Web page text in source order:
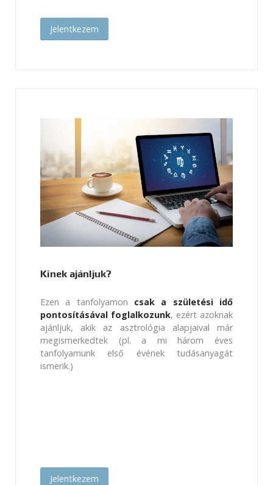
Jelentkezem
Kinek ajánljuk?
Ezen a tanfolyamon csak a születési idő
pontosításával foglalkozunk, ezért azoknak
ajánljuk, akik az asztrológia alapjaival már
megismerkedtek (pl. a mi három éves
tanfolyamunk első évének tudásanyagát
ismerik.)
Jelentkezem